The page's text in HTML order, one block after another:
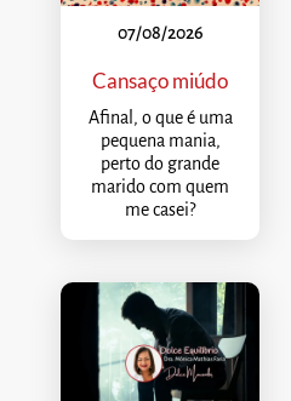
07/08/2026
Cansaço miúdo
Afinal, o que é uma
pequena mania,
perto do grande
marido com quem
me casei?